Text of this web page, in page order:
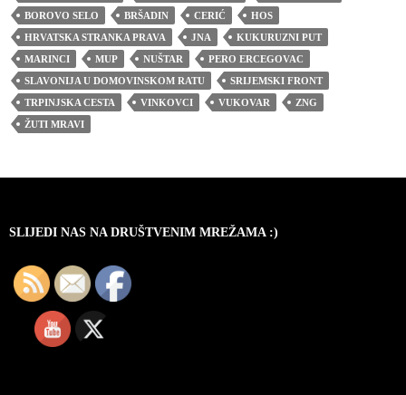
BOROVO SELO
BRŠADIN CERIĆ
HOS
HRVATSKA STRANKA PRAVA
JNA
KUKURUZNI PUT
MARINCI
MUP NUŠTAR
PERO ERCEGOVAC
SLAVONIJA U DOMOVINSKOM RATU
SRIJEMSKI FRONT
TRPINJSKA CESTA
VINKOVCI VUKOVAR
ZNG
ŽUTI MRAVI
SLIJEDI NAS NA DRUŠTVENIM MREŽAMA :)